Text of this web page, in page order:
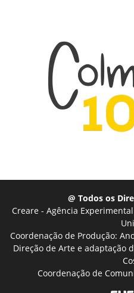
@ Todos os
Creare - Agência
Coordenação de Produção:
Direção de Arte e adaptação
Coordenação de